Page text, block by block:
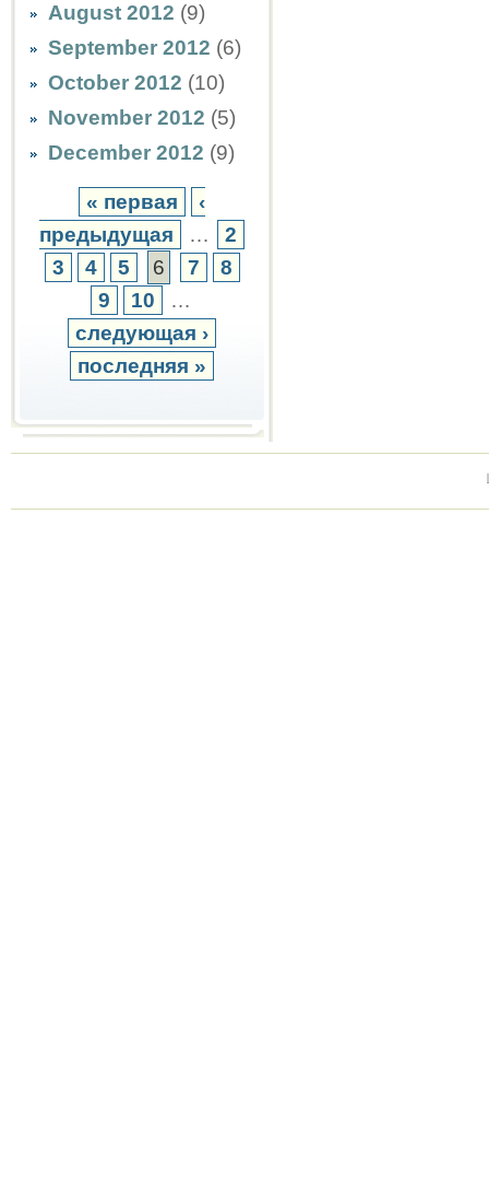
August 2012 (9)
September 2012 (6)
October 2012 (10)
November 2012 (5)
December 2012 (9)
« первая
‹
предыдущая
…
2
3
4 5 6 7
8
9
10
…
следующая ›
последняя »